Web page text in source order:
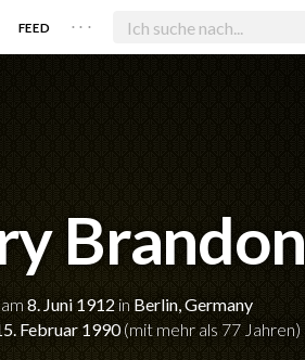
FEED . . .
Brandon
8. Juni 1912 in Berlin, Germany
Februar 1990(mit mehr als 77 Jahren)